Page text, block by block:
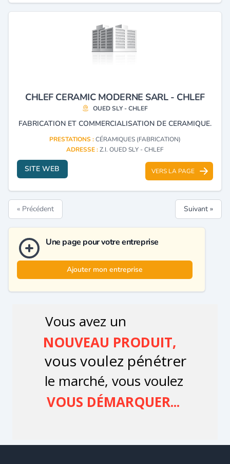
CHLEF CERAMIC MODERNE SARL - CHLEF
OUED SLY - CHLEF
FABRICATION ET COMMERCIALISATION DE CERAMIQUE.
PRESTATIONS :CÉRAMIQUES (FABRICATION)
ADRESSE :Z.I. OUED SLY - CHLEF
SITE WEB VERS LA PAGE
« Précédent Suivant »
Une page pour votre entreprise
Ajouter mon entreprise